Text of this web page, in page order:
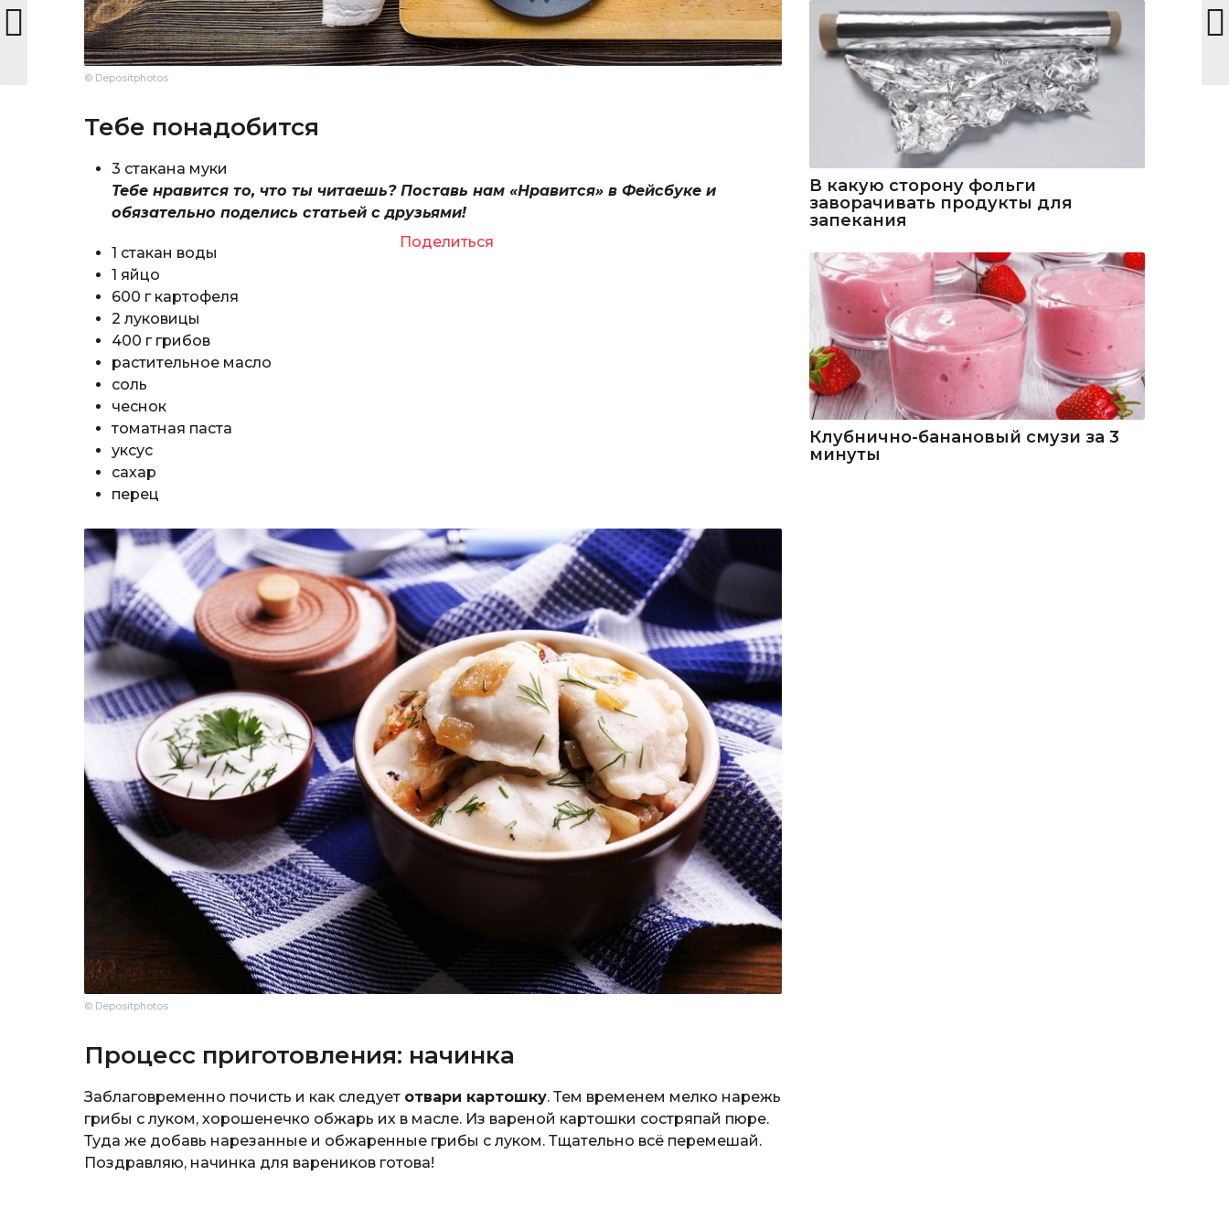
© Depositphotos
Тебе понадобится
3 стакана муки
Тебе нравится то, что ты читаешь? Поставь нам «Нравится» в Фейсбуке и
обязательно поделись статьей с друзьями!
Поделиться
1 стакан воды
1 яйцо
600 г картофеля
2 луковицы
400 г грибов
растительное масло
соль
чеснок
томатная паста
уксус
сахар
перец
© Depositphotos
Процесс приготовления: начинка
Заблаговременно почисть и как следует отвари картошку. Тем временем мелко нарежь
грибы с луком, хорошенечко обжарь их в масле. Из вареной картошки состряпай пюре.
Туда же добавь нарезанные и обжаренные грибы с луком. Тщательно всё перемешай.
Поздравляю, начинка для вареников готова!
В какую сторону фольги
заворачивать продукты для
запекания
Клубнично-банановый смузи за 3
минуты